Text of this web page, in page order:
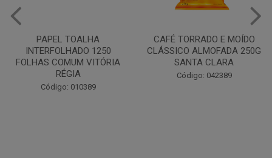
CAFÉ TORRADO E MOÍDO
CLÁSSICO ALMOFADA 250G
SANTA CLARA
Código: 042389
Copo Plástico Branco 180ml
Pacote c/100 - Cristalcopo
Código: 031413